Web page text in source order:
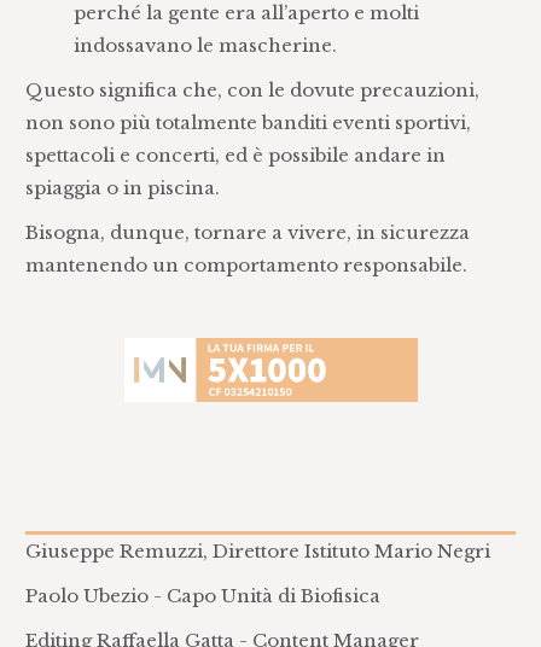
perché la gente era all’aperto e molti
indossavano le mascherine.
Questo significa che, con le dovute precauzioni,
non sono più totalmente banditi eventi sportivi,
spettacoli e concerti, ed è possibile andare in
spiaggia o in piscina.
Bisogna, dunque, tornare a vivere, in sicurezza
mantenendo un comportamento responsabile.
Giuseppe Remuzzi, Direttore Istituto Mario Negri
Paolo Ubezio - Capo Unità di Biofisica
Editing Raffaella Gatta - Content Manager